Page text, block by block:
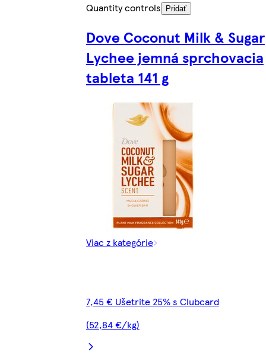
Quantity controls
Pridať
Dove Coconut Milk & Sugar
Lychee jemná sprchovacia
tableta 141 g
Viac z kategórie
7,45 € Ušetrite 25% s Clubcard
(52,84 €/kg)